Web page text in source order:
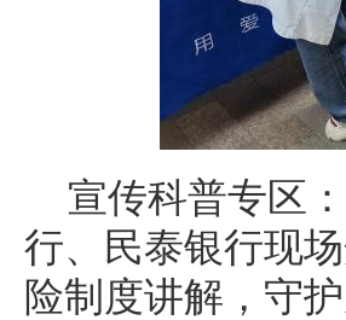
宣传科普专区
行、民泰银行现
险制度讲解，守